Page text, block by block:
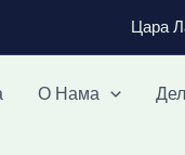
Цара
О Нама